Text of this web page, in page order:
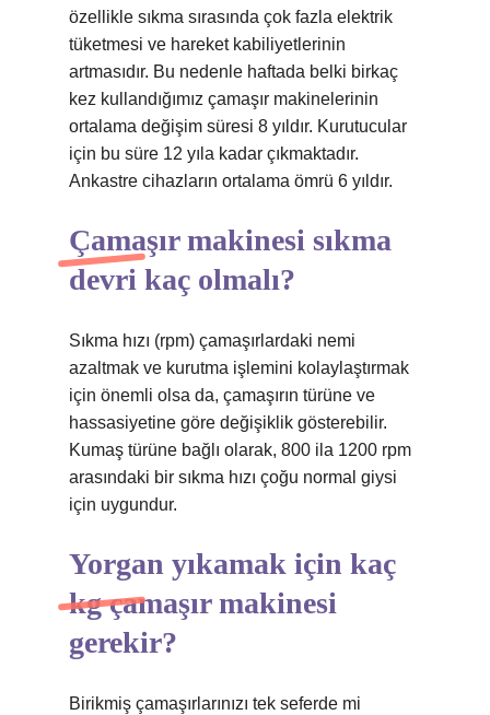
özellikle sıkma sırasında çok fazla elektrik
tüketmesi ve hareket kabiliyetlerinin
artmasıdır. Bu nedenle haftada belki birkaç
kez kullandığımız çamaşır makinelerinin
ortalama değişim süresi 8 yıldır. Kurutucular
için bu süre 12 yıla kadar çıkmaktadır.
Ankastre cihazların ortalama ömrü 6 yıldır.
Çamaşır makinesi sıkma
devri kaç olmalı?
Sıkma hızı (rpm) çamaşırlardaki nemi
azaltmak ve kurutma işlemini kolaylaştırmak
için önemli olsa da, çamaşırın türüne ve
hassasiyetine göre değişiklik gösterebilir.
Kumaş türüne bağlı olarak, 800 ila 1200 rpm
arasındaki bir sıkma hızı çoğu normal giysi
için uygundur.
Yorgan yıkamak için kaç
kg çamaşır makinesi
gerekir?
Birikmiş çamaşırlarınızı tek seferde mi